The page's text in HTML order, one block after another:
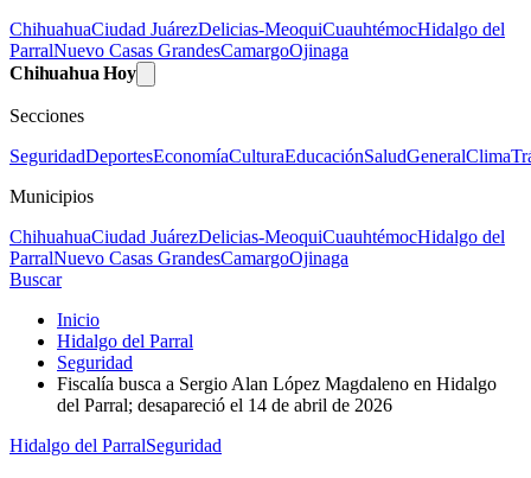
ChihuahuaCiudad JuárezDelicias-MeoquiCuauhtémocHidalgo del
ParralNuevo Casas GrandesCamargoOjinaga
Chihuahua Hoy
Secciones
SeguridadDeportesEconomíaCulturaEducaciónSaludGeneralClima
Municipios
ChihuahuaCiudad JuárezDelicias-MeoquiCuauhtémocHidalgo del
ParralNuevo Casas GrandesCamargoOjinaga
Buscar
Inicio
Hidalgo del Parral
Seguridad
Fiscalía busca a Sergio Alan López Magdaleno en Hidalgo
del Parral; desapareció el 14 de abril de 2026
Hidalgo del ParralSeguridad